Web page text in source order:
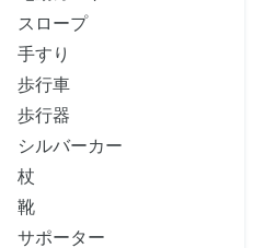
スロープ
手すり
歩行車
歩行器
シルバーカー
杖
靴
サポーター